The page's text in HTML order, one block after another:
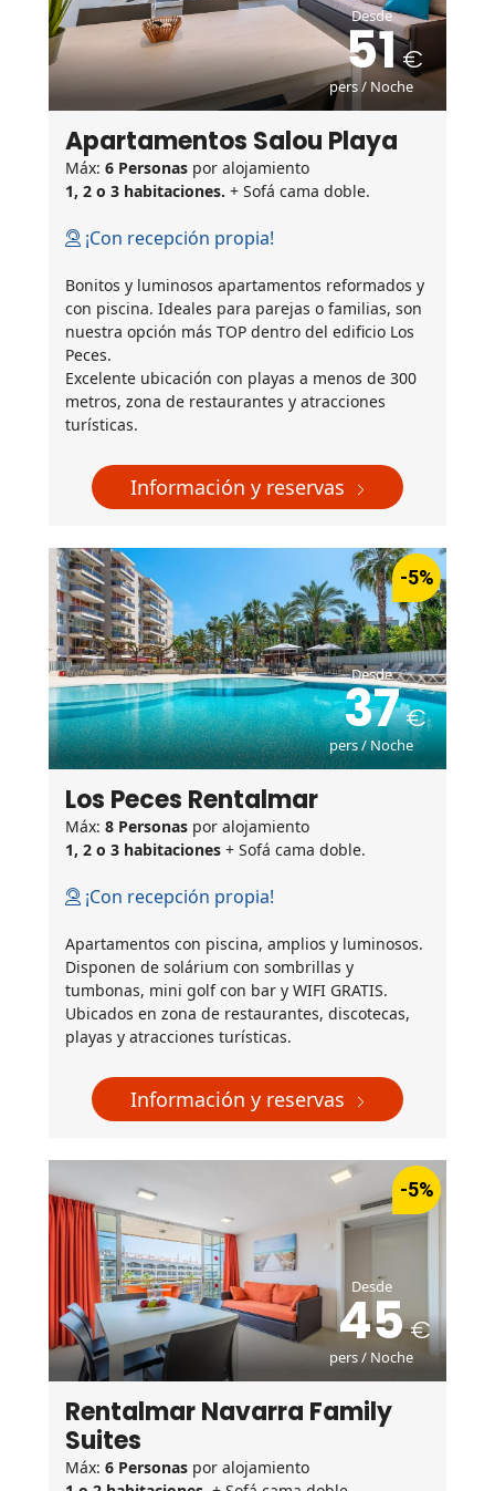
Desde
51
pers / Noche
Apartamentos Salou Playa
Máx: 6 Personas por alojamiento
1, 2 o 3 habitaciones. + Sofá cama doble.
¡Con recepción propia!
Bonitos y luminosos apartamentos reformados y
con piscina. Ideales para parejas o familias, son
nuestra opción más TOP dentro del edificio Los
Peces.
Excelente ubicación con playas a menos de 300
metros, zona de restaurantes y atracciones
turísticas.
Información y reservas
-5%
Desde
37
pers / Noche
Los Peces Rentalmar
Máx: 8 Personas por alojamiento
1, 2 o 3 habitaciones + Sofá cama doble.
¡Con recepción propia!
Apartamentos con piscina, amplios y luminosos.
Disponen de solárium con sombrillas y
tumbonas, mini golf con bar y WIFI GRATIS.
Ubicados en zona de restaurantes, discotecas,
playas y atracciones turísticas.
Información y reservas
-5%
Desde
45
pers / Noche
Rentalmar Navarra Family
Suites
Máx: 6 Personas por alojamiento